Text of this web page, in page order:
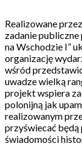
Realizowane
zadanie
na Wschodzie I”
organizację
wśród
uwadze wielką
projekt wspiera
polonijną jak
realizowanym
przyświecać
świadomości